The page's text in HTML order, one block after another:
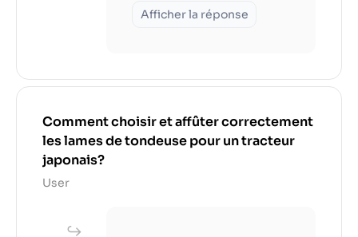
Afficher la réponse
Comment choisir et affûter correctement
les lames de tondeuse pour un tracteur
japonais?
User